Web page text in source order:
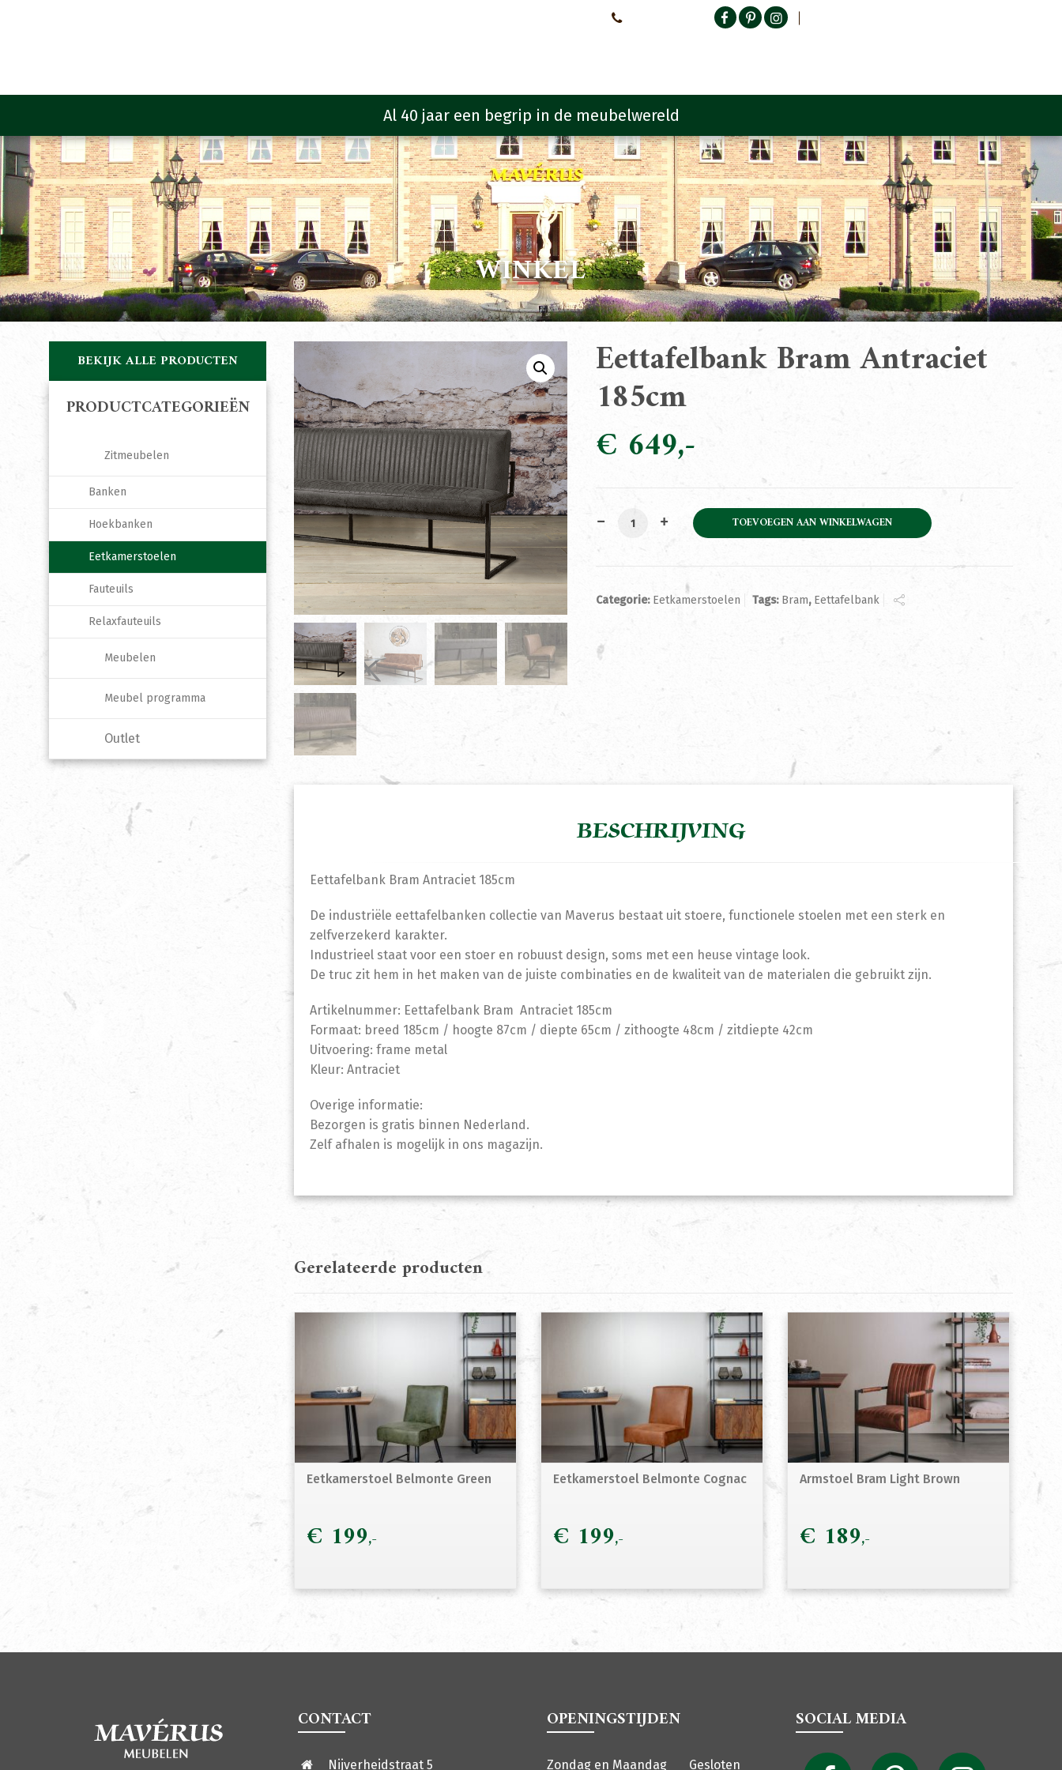
WINKEL
Eettafelbank Bram Antraciet
185cm
€ 649
Eettafelbank Bram Antraciet 185cm aantal
TOEVOEGEN AAN WINKELWAGEN
Categorie: Eetkamerstoelen Tags: Bram, Eettafelbank
BESCHRIJVING
Eettafelbank Bram Antraciet 185cm
De industriële eettafelbanken collectie van Maverus bestaat uit stoere, functionele stoelen met een sterk en
zelfverzekerd karakter.
Industrieel staat voor een stoer en robuust design, soms met een heuse vintage look.
De truc zit hem in het maken van de juiste combinaties en de kwaliteit van de materialen die gebruikt zijn.
Artikelnummer: Eettafelbank Bram Antraciet 185cm
Formaat: breed 185cm / hoogte 87cm / diepte 65cm / zithoogte 48cm / zitdiepte 42cm
Uitvoering: frame metal
Kleur: Antraciet
Overige informatie:
Bezorgen is gratis binnen Nederland.
Zelf afhalen is mogelijk in ons magazijn.
Gerelateerde producten
Eetkamerstoel Belmonte Green
€ 199
Eetkamerstoel Belmonte Cognac
€ 199
Armstoel Bram Light Brown
€ 189
BEKIJK ALLE PRODUCTEN
PRODUCTCATEGORIEËN
Zitmeubelen
Banken
Hoekbanken
Eetkamerstoelen
Fauteuils
Relaxfauteuils
Meubelen
Meubel programma
Outlet
CONTACT
Nijverheidstraat 5
OPENINGSTIJDEN
Zondag en Maandag Gesloten
SOCIAL MEDIA